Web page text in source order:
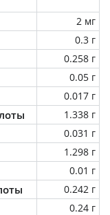
2 мг
0.3 г
0.258 г
0.05 г
0.017 г
1.338 г
0.031 г
1.298 г
0.01 г
0.242 г
0.24 г